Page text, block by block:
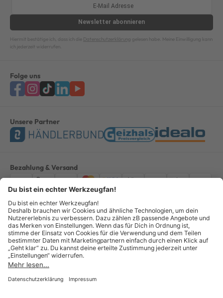
Newsletter abonnieren
Hiermit bestätige ich, dass ich die Datenschutzerklärung gelesen habe. Meine Einwilligung kann
ich jederzeit widerrufen.
Folge uns
Unsere Partner
Bezahlung & Versand
ImpressumAGBDatenschutzWiderruf Vertrag widerrufen
Alle Preise verstehen sich inkl. ges. MwSt. *Kostenloser Versand innerhalb
Deutschlands, bei Bestellungen ab 100,00 Euro.
© Copyright 2026 GOTOOLS GmbH - Alle Rechte vorbehalten. powered by
createyourtemplate